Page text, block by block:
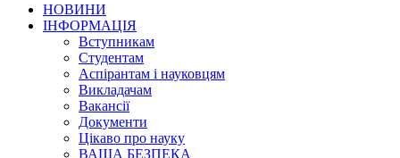
НОВИНИ
ІНФОРМАЦІЯ
Вступникам
Студентам
Аспірантам і науковцям
Викладачам
Вакансії
Документи
Цікаво про науку
ВАША БЕЗПЕКА